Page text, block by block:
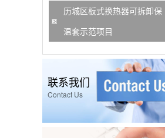
历城区板式换热器可拆卸保
温套示范项目
联系我们
Contact Us